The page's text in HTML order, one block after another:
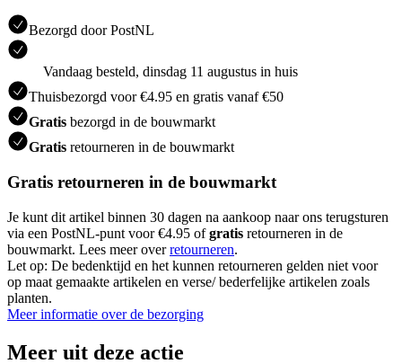
Bezorgd door PostNL
Vandaag besteld, dinsdag 11 augustus in huis
Thuisbezorgd voor €4.95 en gratis vanaf €50
Gratis bezorgd in de bouwmarkt
Gratis retourneren in de bouwmarkt
Gratis retourneren in de bouwmarkt
Je kunt dit artikel binnen 30 dagen na aankoop naar ons terugsturen
via een PostNL-punt voor €4.95 ofgratis retourneren in de
bouwmarkt. Lees meer overretourneren.
Let op: De bedenktijd en het kunnen retourneren gelden niet voor
op maat gemaakte artikelen en verse/ bederfelijke artikelen zoals
planten.
Meer informatie over de bezorging
Meer uit deze actie